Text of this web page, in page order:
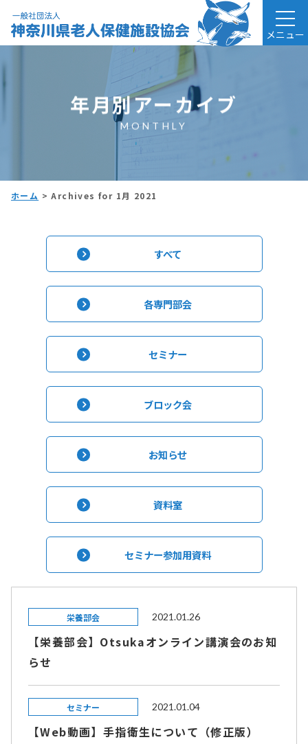
メニュー
年月別アーカイブ
MONTHLY
ホーム >Archives for 1月 2021
すべて
各専門部会
セミナー
ブロック会
お知らせ
資料室
セミナー参加用資料
栄養部会 2021.01.26
【栄養部会】Otsukaオンライン講演会のお知
らせ
セミナー 2021.01.04
【Web動画】手指衛生について（修正版）